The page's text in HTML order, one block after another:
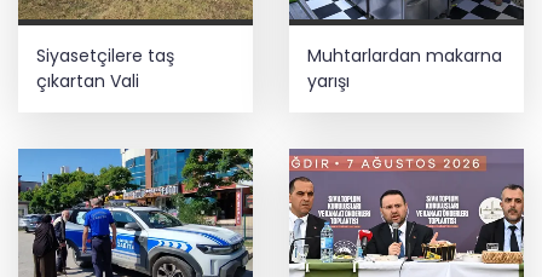
Siyasetçilere taş
çıkartan Vali
Muhtarlardan makarna
yarışı